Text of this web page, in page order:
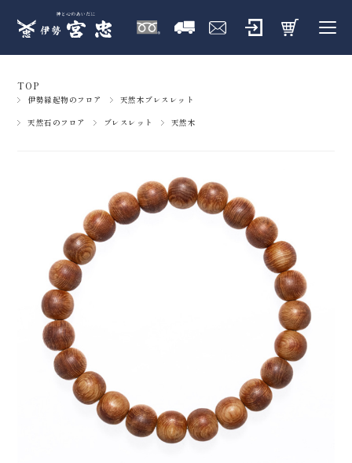
TOP
伊勢縁起物のフロア 天然木ブレスレット
天然石のフロア ブレスレット 天然木